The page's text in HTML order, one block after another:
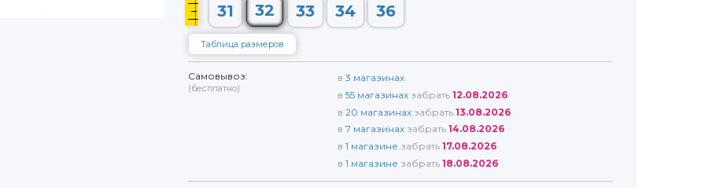
31 32 33 34 36
Таблица размеров
Самовывоз:
(бесплатно)
в 3 магазинах
в 55 магазинах забрать 12.08.2026
в 20 магазинах забрать 13.08.2026
в 7 магазинах забрать 14.08.2026
в 1 магазине забрать 17.08.2026
в 1 магазине забрать 18.08.2026